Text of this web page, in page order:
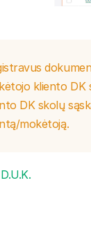
kliento DK
DK skolų
mokėtoją.